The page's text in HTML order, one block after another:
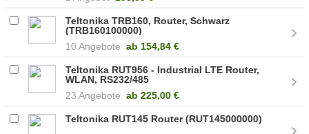
Teltonika TRB160, Router, Schwarz
(TRB160100000)
10 Angebote ab 154,84 €
Teltonika RUT956 - Industrial LTE Router,
WLAN, RS232/485
23 Angebote ab 225,00 €
Teltonika RUT145 Router (RUT145000000)